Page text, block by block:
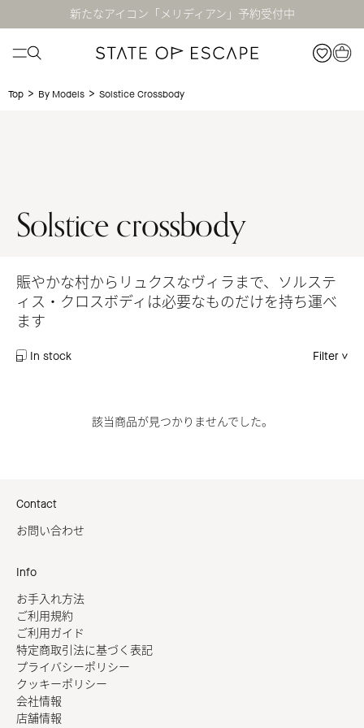
新たなアイコン「メリディアン」予約受付中
Top > By Models > Solstice Crossbody
Solstice crossbody
賑やかな村からリュクスなヴィラまで、ソルステ
ィス・クロスボディは必要なものだけを持ち運べ
ます
In stock Filter
該当商品が見つかりませんでした。
Contact
お問い合わせ
Info
お手入れ方法
ご利用規約
ご利用ガイド
特定商取引法に基づく表記
プライバシーポリシー
クッキーポリシー
会社情報
店舗情報